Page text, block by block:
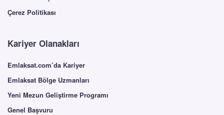
Çerez Politikası
Kariyer Olanakları
Emlaksat.com’da Kariyer
Emlaksat Bölge Uzmanları
Yeni Mezun Geliştirme Programı
Genel Başvuru